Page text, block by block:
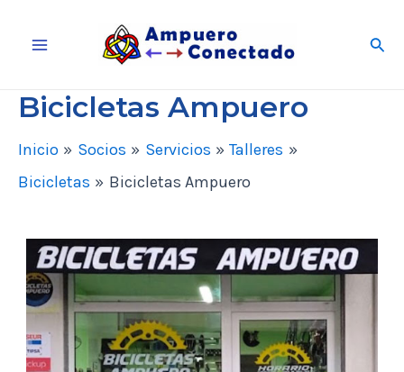
Menu
Bicicletas Ampuero
Inicio Socios Servicios
Talleres
Bicicletas
Bicicletas Ampuero